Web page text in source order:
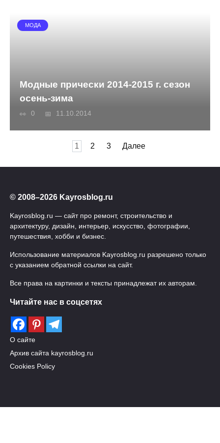
МОДА
Модные прически 2014-2015 г. сезон
осень-зима
0 11.10.2014
1 2 3 Далее
© 2008–2026 Kayrosblog.ru
Kayrosblog.ru — сайт про ремонт, строительство и
архитектуру, дизайн, интерьер, искусство, фотографии,
путешествия, хобби и бизнес.
Использование материалов Kayrosblog.ru разрешено только
с указанием обратной ссылки на сайт.
Все права на картинки и тексты принадлежат их авторам.
Читайте нас в соцсетях
О сайте
Архив сайта kayrosblog.ru
Cookies Policy